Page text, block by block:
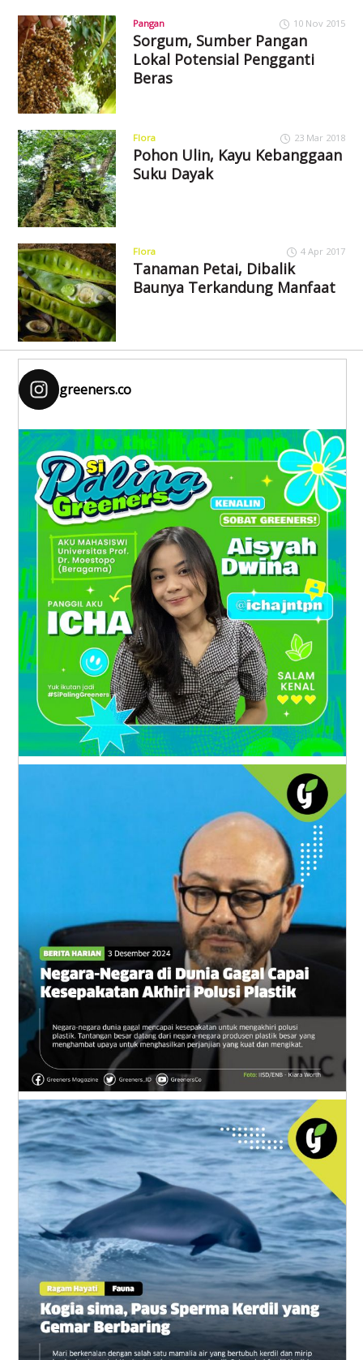
Pangan 10 Nov 2015
Sorgum, Sumber Pangan
Lokal Potensial Pengganti
Beras
Flora 23 Mar 2018
Pohon Ulin, Kayu Kebanggaan
Suku Dayak
Flora 4 Apr 2017
Tanaman Petai, Dibalik
Baunya Terkandung Manfaat
greeners.co